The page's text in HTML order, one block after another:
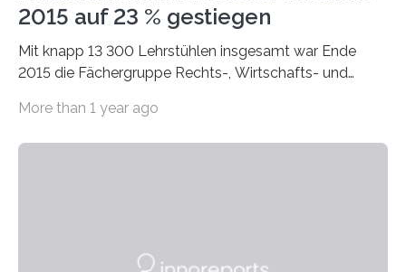
2015 auf 23 % gestiegen
Mit knapp 13 300 Lehrstühlen insgesamt war Ende
2015 die Fächergruppe Rechts-, Wirtschafts- und
bei…
More than 1 year ago